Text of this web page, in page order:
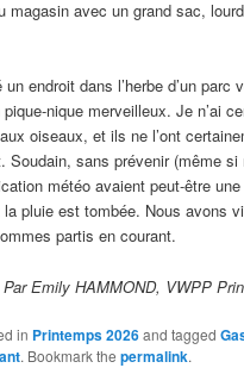
magasin avec un grand sac,
endroit dans l’herbe d’un parc
nique merveilleux. Je n’ai
oiseaux, et ils ne l’ont
Soudain, sans prévenir (même si
météo avaient peut-être
la pluie est tombée. Nous avons
partis en courant.
Par Emily HAMMOND, VWPP
in Printemps 2026and tagged
. Bookmark thepermalink.